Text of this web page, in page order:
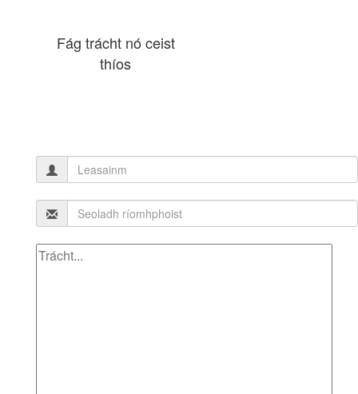
Fág trácht nó ceist
thíos